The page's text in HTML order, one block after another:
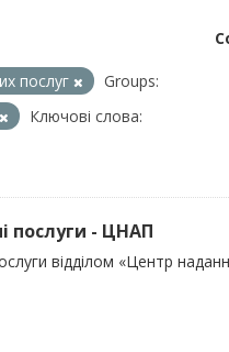
послуг
Groups:
Ключові слова:
послуги - ЦНАП
відділом «Центр